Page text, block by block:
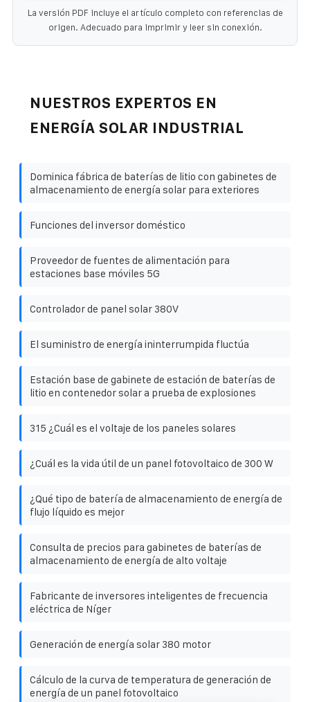
La versión PDF incluye el artículo completo con referencias de
origen. Adecuado para imprimir y leer sin conexión.
NUESTROS EXPERTOS EN
ENERGÍA SOLAR INDUSTRIAL
Dominica fábrica de baterías de litio con gabinetes de
almacenamiento de energía solar para exteriores
Funciones del inversor doméstico
Proveedor de fuentes de alimentación para
estaciones base móviles 5G
Controlador de panel solar 380V
El suministro de energía ininterrumpida fluctúa
Estación base de gabinete de estación de baterías de
litio en contenedor solar a prueba de explosiones
315 ¿Cuál es el voltaje de los paneles solares
¿Cuál es la vida útil de un panel fotovoltaico de 300 W
¿Qué tipo de batería de almacenamiento de energía de
flujo líquido es mejor
Consulta de precios para gabinetes de baterías de
almacenamiento de energía de alto voltaje
Fabricante de inversores inteligentes de frecuencia
eléctrica de Níger
Generación de energía solar 380 motor
Cálculo de la curva de temperatura de generación de
energía de un panel fotovoltaico